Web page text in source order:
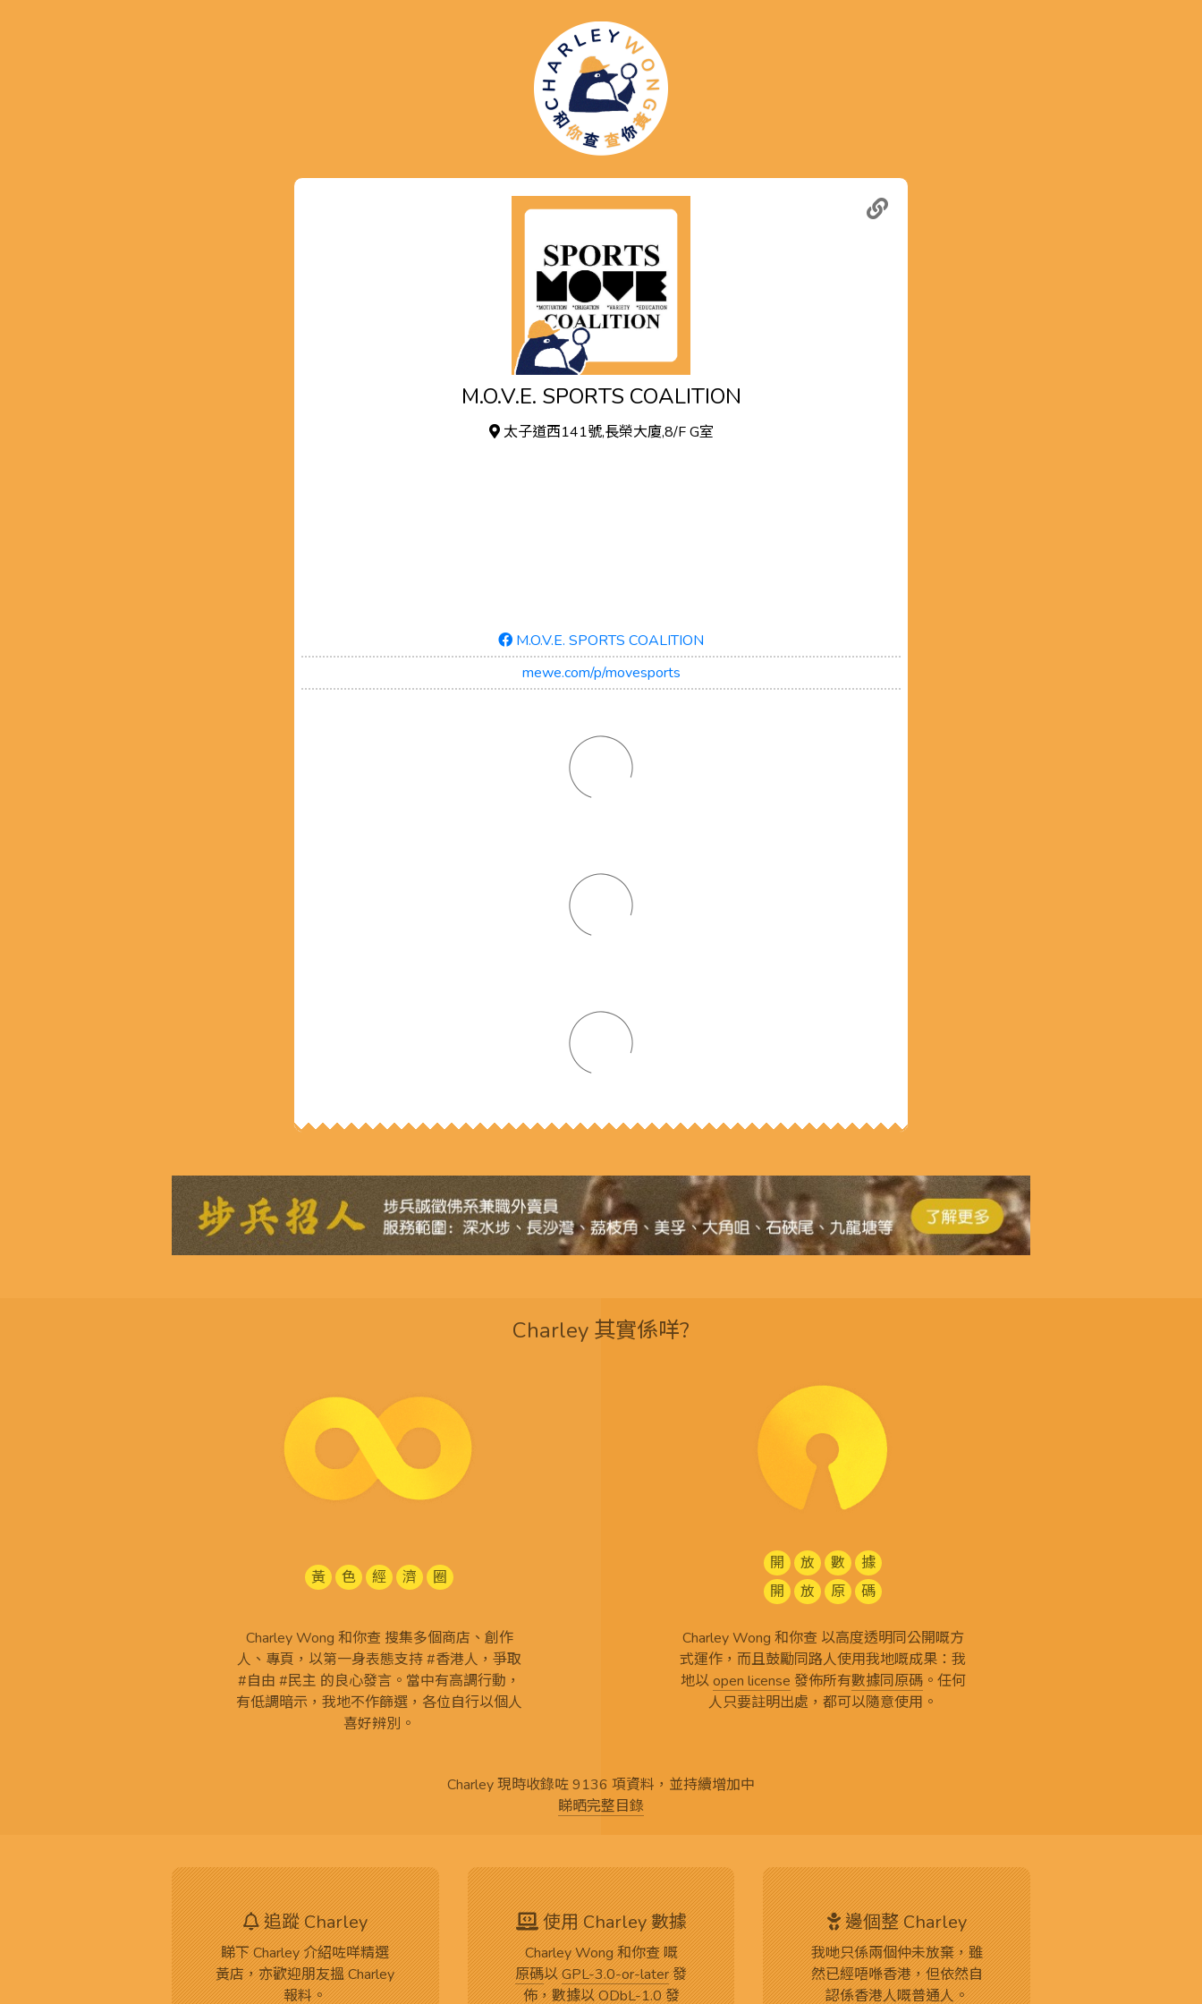
M.O.V.E. SPORTS COALITION
太子道西141號,長榮大廈,8/F G室
M.O.V.E. SPORTS COALITION
mewe.com/p/movesports
Charley 其實係咩?
黃 色 經 濟 圈
Charley Wong 和你查 搜集多個商店、創作
人、專頁，以第一身表態支持 #香港人，爭取
#自由 #民主 的良心發言。當中有高調行動，
有低調暗示，我地不作篩選，各位自行以個人
喜好辨別。
開 放 數
據
開
放 原 碼
Charley Wong 和你查 以高度透明同公開嘅方
式運作，而且鼓勵同路人使用我地嘅成果：我
地以open license 發佈所有數據同原碼。任何
人只要註明出處，都可以隨意使用。
Charley 現時收錄咗 9136 項資料，並持續增加中
睇晒完整目錄
追蹤 Charley
睇下 Charley 介紹咗咩精選
黃店，亦歡迎朋友搵 Charley
報料。
使用 Charley 數據
Charley Wong 和你查 嘅
原碼以GPL-3.0-or-later發
佈，數據以ODbL-1.0發
邊個整 Charley
我哋只係兩個仲未放棄，雖
然已經唔喺香港，但依然自
認係香港人嘅普通人。